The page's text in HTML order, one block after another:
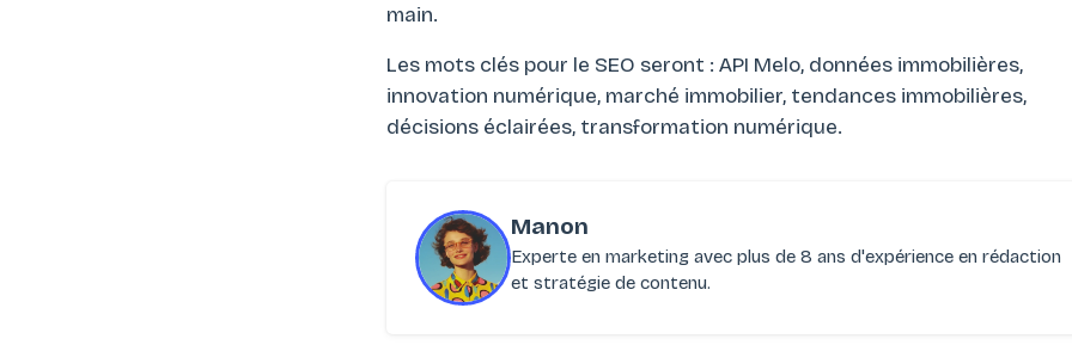
main.
Les mots clés pour le SEO seront : API Melo, données immobilières,
innovation numérique, marché immobilier, tendances immobilières,
décisions éclairées, transformation numérique.
Manon
Experte en marketing avec plus de 8 ans d'expérience en rédaction
et stratégie de contenu.